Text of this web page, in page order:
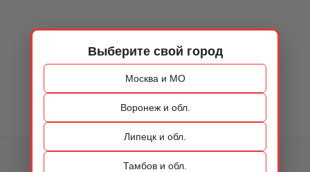
Выберите свой город
Москва и МО
Воронеж и обл.
Липецк и обл.
Тамбов и обл.